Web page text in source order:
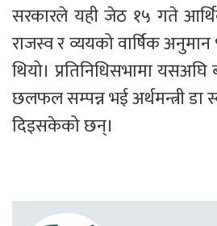
सरकारले यही जेठ १५ गते
राजस्व र व्ययको वार्षिक
थियो। प्रतिनिधिसभामा
छलफल सम्पन्न भई अर्थमन्त्री डा
दिइसकेको छन्।